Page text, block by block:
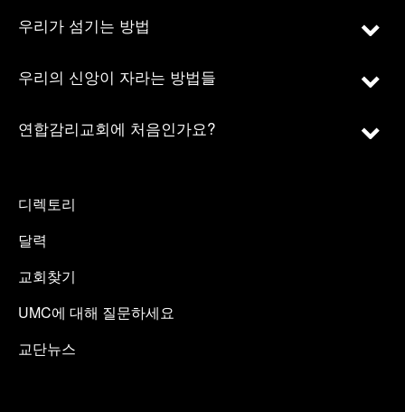
우리가 섬기는 방법
우리의 신앙이 자라는 방법들
연합감리교회에 처음인가요?
디렉토리
달력
교회찾기
UMC에 대해 질문하세요
교단뉴스